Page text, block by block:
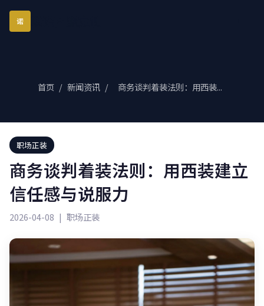
诺
首页 / 新闻资讯 / 商务谈判着装法则：用西装...
职场正装
商务谈判着装法则：用西装建立
信任感与说服力
2026-04-08 | 职场正装